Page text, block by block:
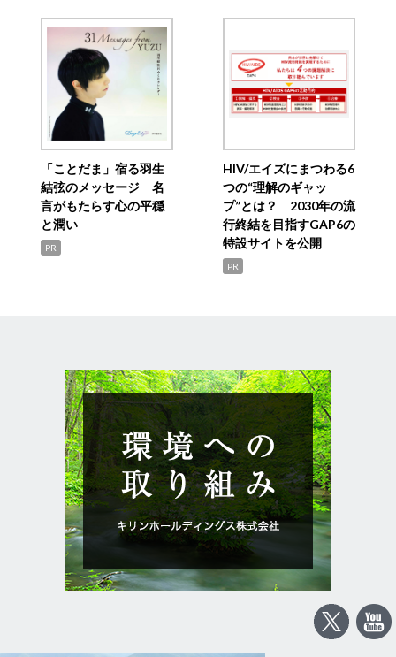
「ことだま」宿る羽生
結弦のメッセージ 名
言がもたらす心の平穏
と潤い
PR
HIV/エイズにまつわる6
つの“理解のギャッ
プ”とは？ 2030年の流
行終結を目指すGAP6の
特設サイトを公開
PR